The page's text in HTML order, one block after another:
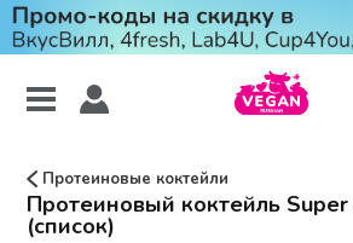
Протеиновые коктейли
Протеиновый коктейль Super
(список)